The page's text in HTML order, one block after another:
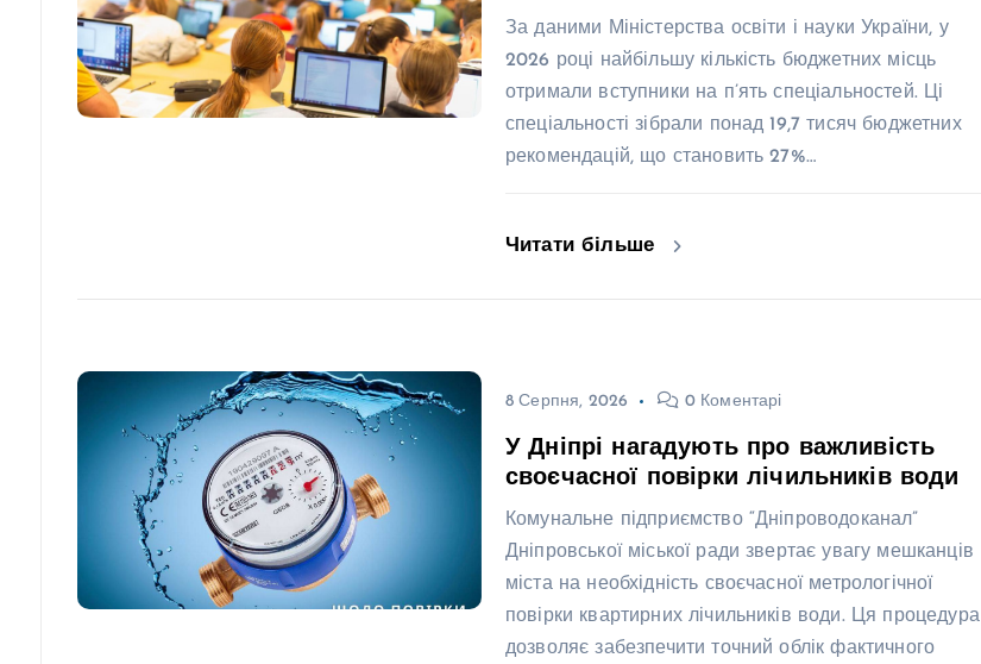
За даними Міністерства освіти і науки України, у
2026 році найбільшу кількість бюджетних місць
отримали вступники на п’ять спеціальностей. Ці
спеціальності зібрали понад 19,7 тисяч бюджетних
рекомендацій, що становить 27%…
Читати більше
8 Серпня, 2026 0 Коментарі
У Дніпрі нагадують про важливість
своєчасної повірки лічильників води
Комунальне підприємство “Дніпроводоканал”
Дніпровської міської ради звертає увагу мешканців
міста на необхідність своєчасної метрологічної
повірки квартирних лічильників води. Ця процедура
дозволяє забезпечити точний облік фактичного